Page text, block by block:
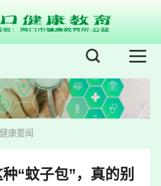
健康要闻
“蚊子包”，真的别